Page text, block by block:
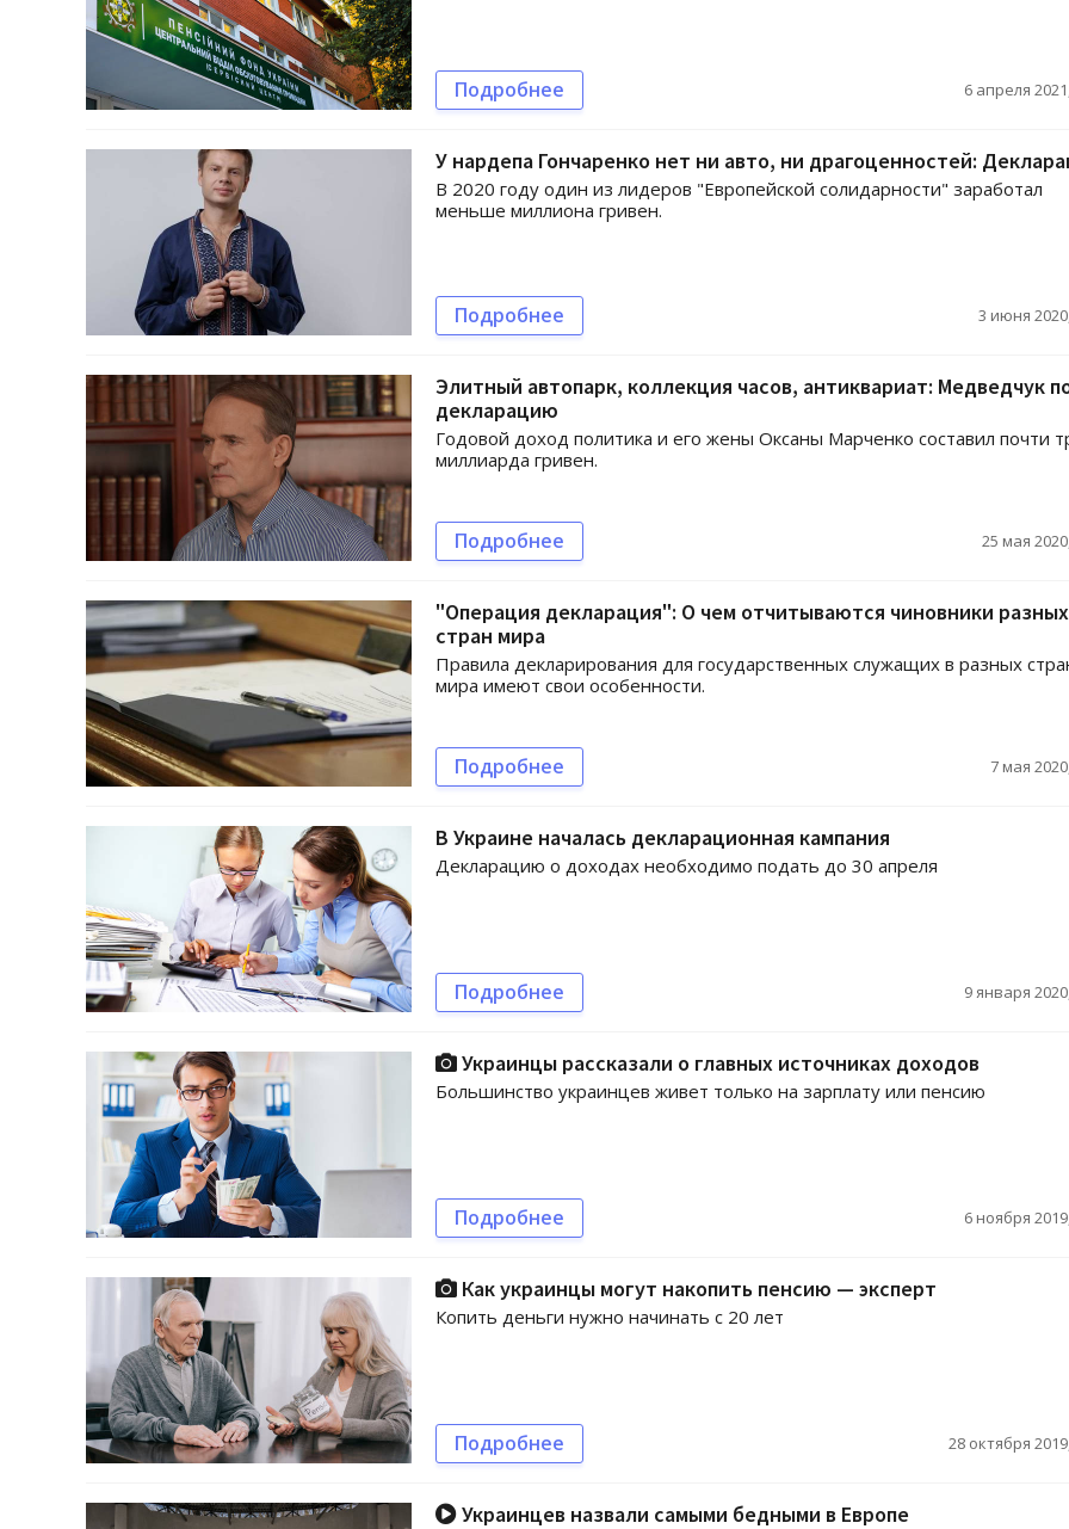
Подробнее 6 апреля
У нардепа Гончаренко нет ни авто, ни драгоценностей:
В 2020 году один из лидеров "Европейской солидарности" заработал
меньше миллиона гривен.
Подробнее 3 июня
Элитный автопарк, коллекция часов, антиквариат: Медведчук
декларацию
Годовой доход политика и его жены Оксаны Марченко составил почти
миллиарда гривен.
Подробнее 25 мая
"Операция декларация": О чем отчитываются чиновники разных
стран мира
Правила декларирования для государственных служащих в разных
мира имеют свои особенности.
Подробнее 7 мая
В Украине началась декларационная кампания
Декларацию о доходах необходимо подать до 30 апреля
Подробнее 9 января
Украинцы рассказали о главных источниках доходов
Большинство украинцев живет только на зарплату или пенсию
Подробнее 6 ноября
Как украинцы могут накопить пенсию — эксперт
Копить деньги нужно начинать с 20 лет
Подробнее 28 октября
Украинцев назвали самыми бедными в Европе